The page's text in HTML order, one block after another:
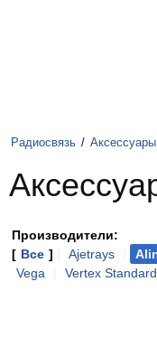
Радиосвязь /
Производители:
[ Все ] Ajetrays
Vega
Vertex Standard